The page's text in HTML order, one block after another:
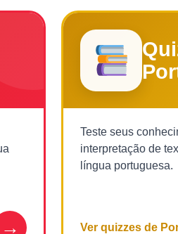
→
Teste seus
interpretação de
língua portuguesa.
Ver quizzes de